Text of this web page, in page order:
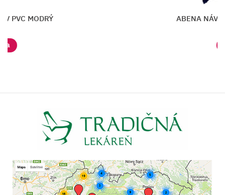
NÁVLEK NA POSTEĽ PVC MODRÝ